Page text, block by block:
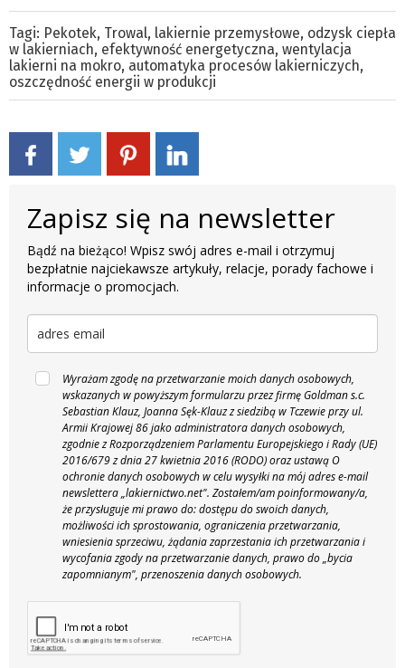
Tagi: Pekotek, Trowal, lakiernie przemysłowe, odzysk ciepła
w lakierniach, efektywność energetyczna, wentylacja
lakierni na mokro, automatyka procesów lakierniczych,
oszczędność energii w produkcji
Zapisz się na newsletter
Bądź na bieżąco! Wpisz swój adres e-mail i otrzymuj
bezpłatnie najciekawsze artykuły, relacje, porady fachowe i
informacje o promocjach.
Wyrażam zgodę na przetwarzanie moich danych osobowych,
wskazanych w powyższym formularzu przez firmę Goldman s.c.
Sebastian Klauz, Joanna Sęk-Klauz z siedzibą w Tczewie przy ul.
Armii Krajowej 86 jako administratora danych osobowych,
zgodnie z Rozporządzeniem Parlamentu Europejskiego i Rady (UE)
2016/679 z dnia 27 kwietnia 2016 (RODO) oraz ustawą O
ochronie danych osobowych w celu wysyłki na mój adres e-mail
newslettera „lakiernictwo.net". Zostałem/am poinformowany/a,
że przysługuje mi prawo do: dostępu do swoich danych,
możliwości ich sprostowania, ograniczenia przetwarzania,
wniesienia sprzeciwu, żądania zaprzestania ich przetwarzania i
wycofania zgody na przetwarzanie danych, prawo do „bycia
zapomnianym", przenoszenia danych osobowych.